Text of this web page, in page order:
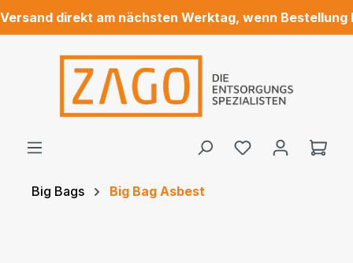
springen
direkt am nächsten Werktag, wenn Bestellung
Du hast 0
Big Bags Big Bag Asbest